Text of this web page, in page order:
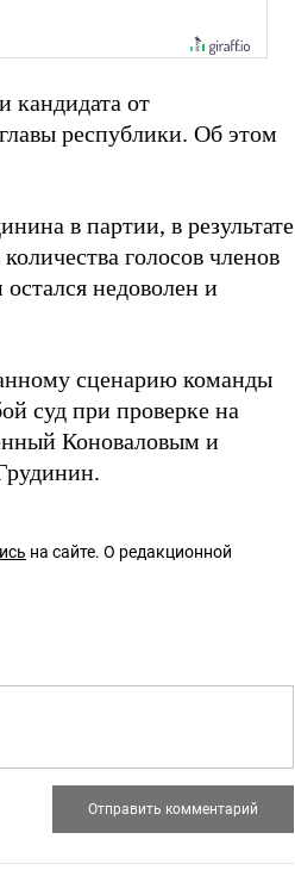
кандидата от
республики. Об этом
в партии, в результате
голосов членов
недоволен и
сценарию команды
суд при проверке на
Коноваловым и
на сайте. О редакционной